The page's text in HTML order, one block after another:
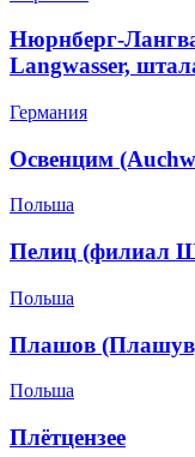
Нюрнберг-
Langwasser,
Германия
Освенцим
Польша
Пелиц (филиал
Польша
Плашов (Плашув)
Польша
Плётцензее